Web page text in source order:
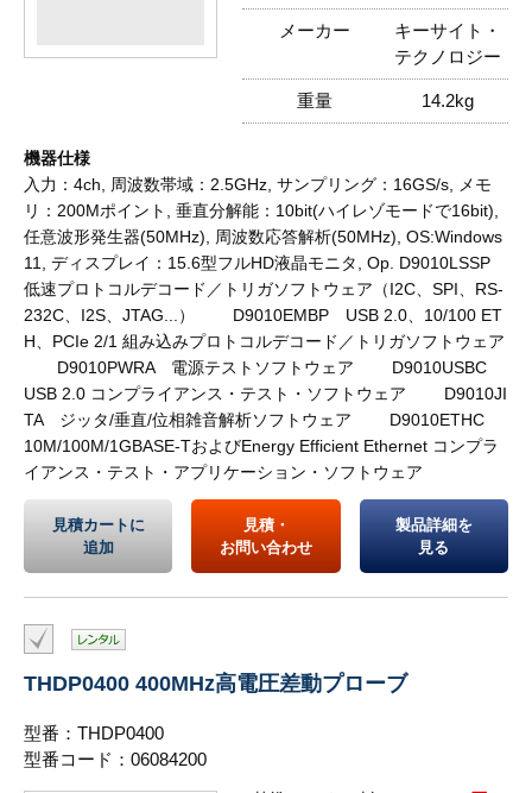
メーカー
キーサイト・
テクノロジー
重量 14.2kg
機器仕様
入力：4ch, 周波数帯域：2.5GHz, サンプリング：16GS/s, メモ
リ：200Mポイント, 垂直分解能：10bit(ハイレゾモードで16bit),
任意波形発生器(50MHz), 周波数応答解析(50MHz), OS:Windows
11, ディスプレイ：15.6型フルHD液晶モニタ, Op. D9010LSSP
低速プロトコルデコード／トリガソフトウェア（I2C、SPI、RS-
232C、I2S、JTAG...） D9010EMBP USB 2.0、10/100 ET
H、PCIe 2/1 組み込みプロトコルデコード／トリガソフトウェア
D9010PWRA 電源テストソフトウェア D9010USBC
USB 2.0 コンプライアンス・テスト・ソフトウェア D9010JI
TA ジッタ/垂直/位相雑音解析ソフトウェア D9010ETHC
10M/100M/1GBASE-TおよびEnergy Efficient Ethernet コンプラ
イアンス・テスト・アプリケーション・ソフトウェア
見積カートに
追加
見積・
お問い合わせ
製品詳細を
見る
THDP0400 400MHz高電圧差動プローブ
型番：THDP0400
型番コード：06084200